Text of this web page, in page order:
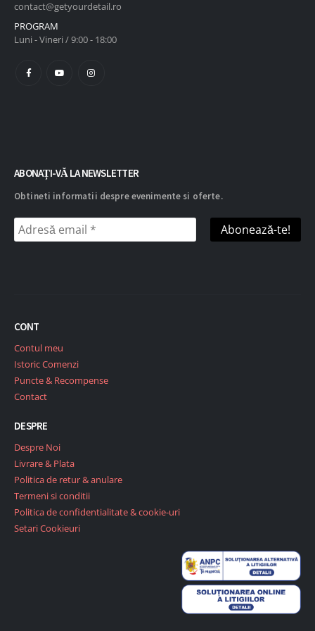
contact@getyourdetail.ro
PROGRAM
Luni - Vineri / 9:00 - 18:00
ABONAȚI-VĂ LA NEWSLETTER
Obtineti informatii despre evenimente si oferte.
CONT
Contul meu
Istoric Comenzi
Puncte & Recompense
Contact
DESPRE
Despre Noi
Livrare & Plata
Politica de retur & anulare
Termeni si conditii
Politica de confidentialitate & cookie-uri
Setari Cookieuri